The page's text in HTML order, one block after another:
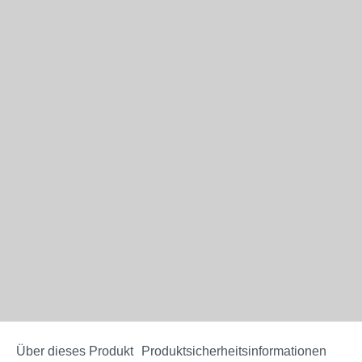
Über dieses Produkt Produktsicherheitsinformationen